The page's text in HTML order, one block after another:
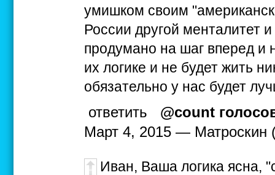
умишком своим
России другой менталитет
продумано на шаг вперед и
их логике и не будет жить
обязательно у нас будет
ответить
@count
Март 4, 2015 — Матроскин
Иван, Ваша логика ясна,